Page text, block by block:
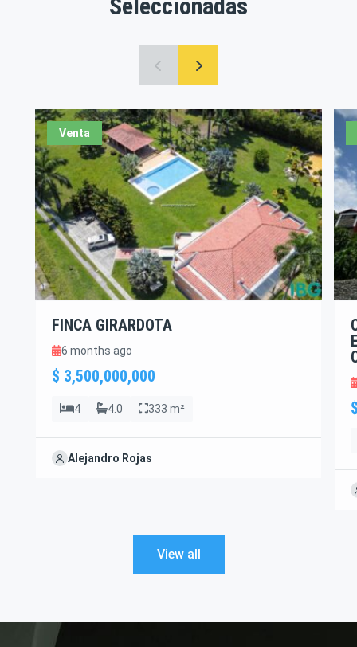
Seleccionadas
Venta
FINCA GIRARDOTA
6 months ago
$ 3,500,000,000
4 4.0 333 m²
Alejandro Rojas
View all